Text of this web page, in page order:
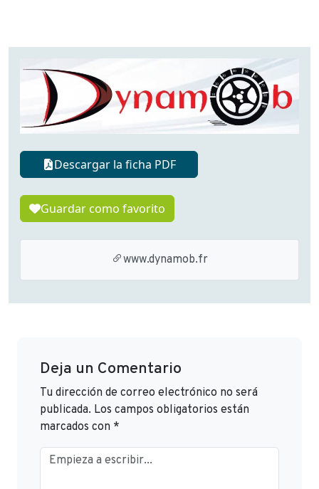
Descargar la ficha PDF
Guardar como favorito
www.dynamob.fr
Deja un Comentario
Tu dirección de correo electrónico no será
publicada. Los campos obligatorios están
marcados con *